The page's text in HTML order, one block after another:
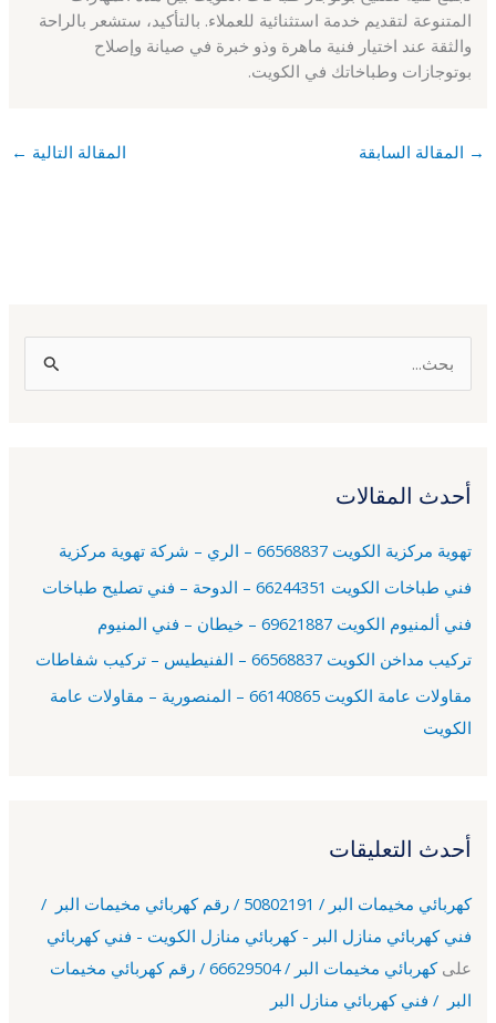
المتنوعة لتقديم خدمة استثنائية للعملاء. بالتأكيد، ستشعر بالراحة
والثقة عند اختيار فنية ماهرة وذو خبرة في صيانة وإصلاح
بوتوجازات وطباخاتك في الكويت.
→ المقالة السابقة المقالة التالية ←
ث
ن
:
أحدث المقالات
تهوية مركزية الكويت 66568837 – الري – شركة تهوية مركزية
فني طباخات الكويت 66244351 – الدوحة – فني تصليح طباخات
فني ألمنيوم الكويت 69621887 – خيطان – فني المنيوم
تركيب مداخن الكويت 66568837 – الفنيطيس – تركيب شفاطات
مقاولات عامة الكويت 66140865 – المنصورية – مقاولات عامة
الكويت
أحدث التعليقات
كهربائي مخيمات البر / 50802191 / رقم كهربائي مخيمات البر /
فني كهربائي منازل البر - كهربائي منازل الكويت - فني كهربائي
على
كهربائي مخيمات البر / 66629504 / رقم كهربائي مخيمات
البر / فني كهربائي منازل البر